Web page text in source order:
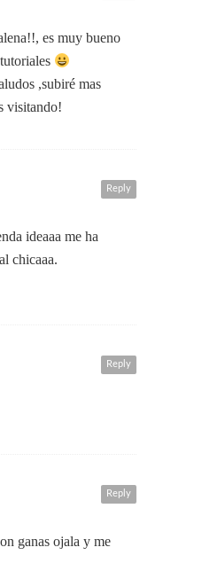
es muy bueno
,subiré mas
visitando!
Reply
ideaaa me ha
chicaaa.
Reply
Reply
ganas ojala y me